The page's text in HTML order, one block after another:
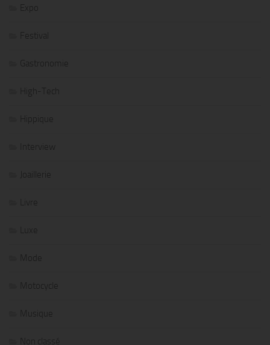
Expo
Festival
Gastronomie
High-Tech
Hippique
Interview
Joaillerie
Livre
Luxe
Mode
Motocycle
Musique
Non classé